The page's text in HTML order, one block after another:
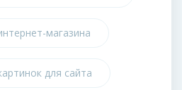
магазина
для сайта